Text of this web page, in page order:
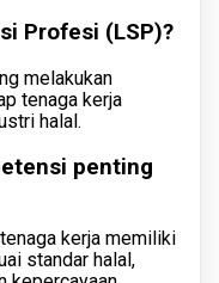
Profesi (LSP)?
melakukan
tenaga kerja
halal.
penting
kerja memiliki
standar halal,